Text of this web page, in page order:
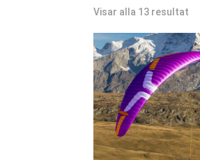
Visar alla 13 resultat